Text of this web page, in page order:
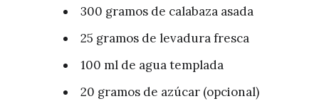
300 gramos de calabaza asada
25 gramos de levadura fresca
100 ml de agua templada
20 gramos de azúcar (opcional)